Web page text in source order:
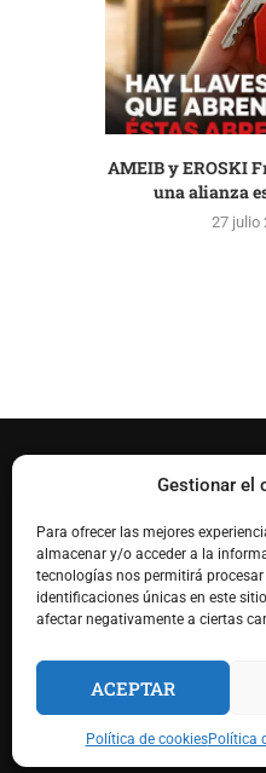
Gestionar el
Para ofrecer las mejores
almacenar y/o acceder a la
tecnologías nos permitirá
identificaciones únicas en este
afectar negativamente a ciertas
ACEPTAR
Política de cookiesPolítica
AMEIB y EROSKI
una alianza
27 julio